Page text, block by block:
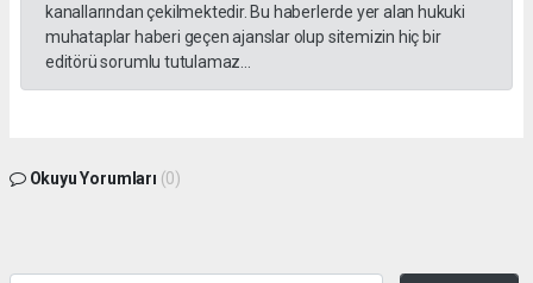
kanallarından çekilmektedir. Bu haberlerde yer alan hukuki
muhataplar haberi geçen ajanslar olup sitemizin hiç bir
editörü sorumlu tutulamaz...
Okuyu Yorumları (0)